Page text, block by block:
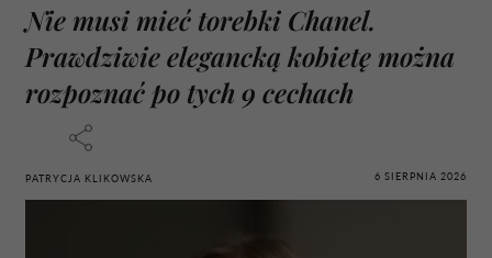
Nie musi mieć torebki Chanel.
Prawdziwie elegancką kobietę można
rozpoznać po tych 9 cechach
PATRYCJA KLIKOWSKA 6 SIERPNIA 2026